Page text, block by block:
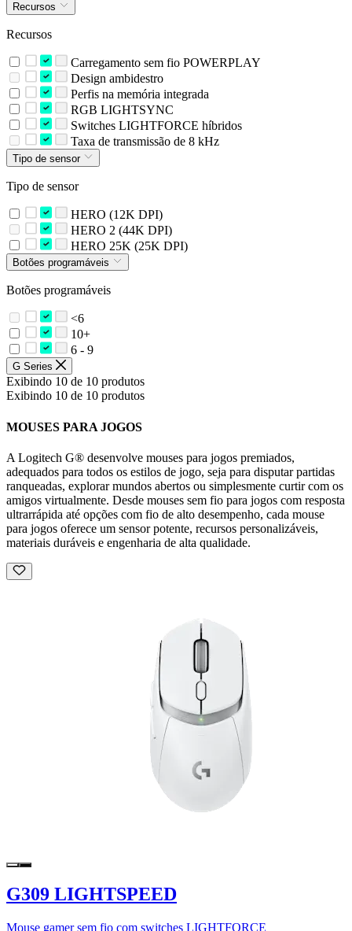
Recursos
Recursos
Carregamento sem fio POWERPLAY
Design ambidestro
Perfis na memória integrada
RGB LIGHTSYNC
Switches LIGHTFORCE híbridos
Taxa de transmissão de 8 kHz
Tipo de sensor
Tipo de sensor
HERO (12K DPI)
HERO 2 (44K DPI)
HERO 25K (25K DPI)
Botões programáveis
Botões programáveis
<6
10+
6 - 9
G Series
Exibindo 10 de 10 produtos
Exibindo 10 de 10 produtos
MOUSES PARA JOGOS
A Logitech G® desenvolve mouses para jogos premiados,
adequados para todos os estilos de jogo, seja para disputar partidas
ranqueadas, explorar mundos abertos ou simplesmente curtir com os
amigos virtualmente. Desde mouses sem fio para jogos com resposta
ultrarrápida até opções com fio de alto desempenho, cada mouse
para jogos oferece um sensor potente, recursos personalizáveis,
materiais duráveis e engenharia de alta qualidade.
G309 LIGHTSPEED
Mouse gamer sem fio com switches LIGHTFORCE